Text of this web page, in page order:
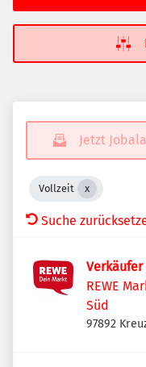
Jetzt
Vollzeit
Suche
REWE
Süd
97892